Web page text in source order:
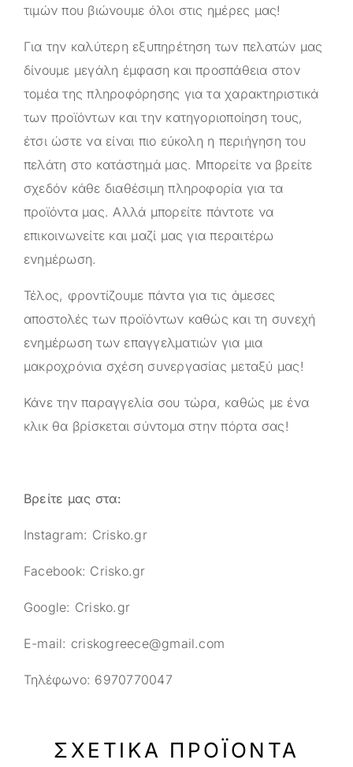
τιμών που βιώνουμε όλοι στις ημέρες μας!
Για την καλύτερη εξυπηρέτηση των πελατών μας
δίνουμε μεγάλη έμφαση και προσπάθεια στον
τομέα της πληροφόρησης για τα χαρακτηριστικά
των προϊόντων και την κατηγοριοποίηση τους,
έτσι ώστε να είναι πιο εύκολη η περιήγηση του
πελάτη στο κατάστημά μας. Μπορείτε να βρείτε
σχεδόν κάθε διαθέσιμη πληροφορία για τα
προϊόντα μας. Αλλά μπορείτε πάντοτε να
επικοινωνείτε και μαζί μας για περαιτέρω
ενημέρωση.
Τέλος, φροντίζουμε πάντα για τις άμεσες
αποστολές των προϊόντων καθώς και τη συνεχή
ενημέρωση των επαγγελματιών για μια
μακροχρόνια σχέση συνεργασίας μεταξύ μας!
Κάνε την παραγγελία σου τώρα, καθώς με ένα
κλικ θα βρίσκεται σύντομα στην πόρτα σας!
Βρείτε μας στα:
Instagram: Crisko.gr
Facebook: Crisko.gr
Google: Crisko.gr
E-mail: criskogreece@gmail.com
Τηλέφωνο: 6970770047
ΣΧΕΤΙΚΆ ΠΡΟΪΌΝΤΑ